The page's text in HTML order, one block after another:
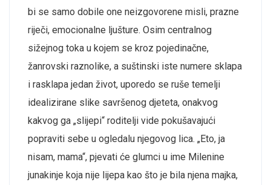
bi se samo dobile one neizgovorene misli, prazne
riječi, emocionalne ljušture. Osim centralnog
sižejnog toka u kojem se kroz pojedinačne,
žanrovski raznolike, a suštinski iste numere sklapa
i rasklapa jedan život, uporedo se ruše temelji
idealizirane slike savršenog djeteta, onakvog
kakvog ga „slijepi“ roditelji vide pokušavajući
popraviti sebe u ogledalu njegovog lica. „Eto, ja
nisam, mama“, pjevati će glumci u ime Milenine
junakinje koja nije lijepa kao što je bila njena majka,